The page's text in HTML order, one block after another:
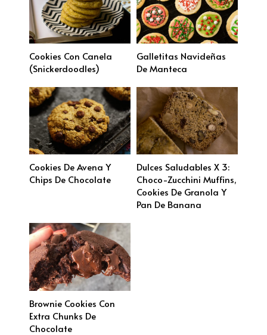
Cookies Con Canela
(Snickerdoodles)
Galletitas Navideñas
De Manteca
Cookies De Avena Y
Chips De Chocolate
Dulces Saludables X 3:
Choco-Zucchini Muffins,
Cookies De Granola Y
Pan De Banana
Brownie Cookies Con
Extra Chunks De
Chocolate